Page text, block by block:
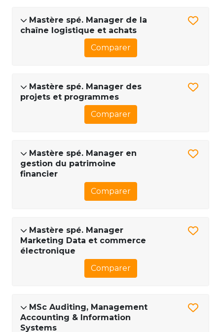
Mastère spé. Manager de la
chaîne logistique et achats
Comparer
Mastère spé. Manager des
projets et programmes
Comparer
Mastère spé. Manager en
gestion du patrimoine
financier
Comparer
Mastère spé. Manager
Marketing Data et commerce
électronique
Comparer
MSc Auditing, Management
Accounting & Information
Systems